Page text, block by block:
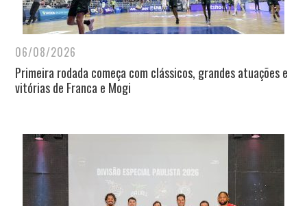
06/08/2026
Primeira rodada começa com clássicos, grandes atuações e
vitórias de Franca e Mogi